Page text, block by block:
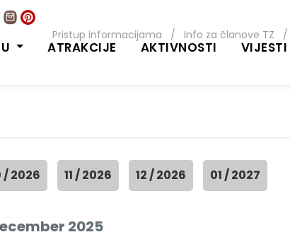
Pristup informacijama / Info za članove TZ /
ATRAKCIJE AKTIVNOSTI VIJESTI
/ 2026 11 / 2026 12 / 2026 01 / 2027
2025